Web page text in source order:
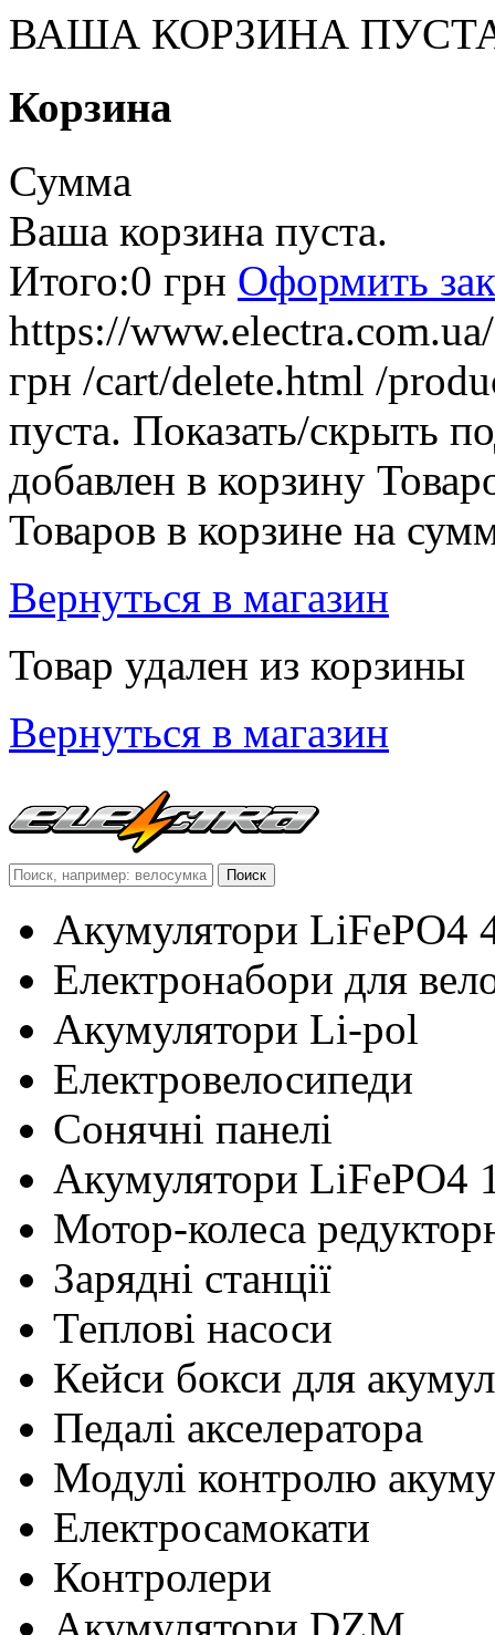
ВАША КОРЗИНА
Корзина
Сумма
Ваша корзина пуста.
Итого:0 грн Оформить
https://
грн /cart/delete.html /
пуста. Показать/скрыть
добавлен в корзину
Товаров в корзине на
Вернуться в магазин
Товар удален из корзины
Вернуться в магазин
Акумулятори LiFePO4
Електронабори для
Акумулятори Li-pol
Електровелосипеди
Сонячні панелі
Акумулятори LiFePO4
Мотор-колеса
Зарядні станції
Теплові насоси
Кейси бокси для
Педалі акселератора
Модулі контролю
Електросамокати
Контролери